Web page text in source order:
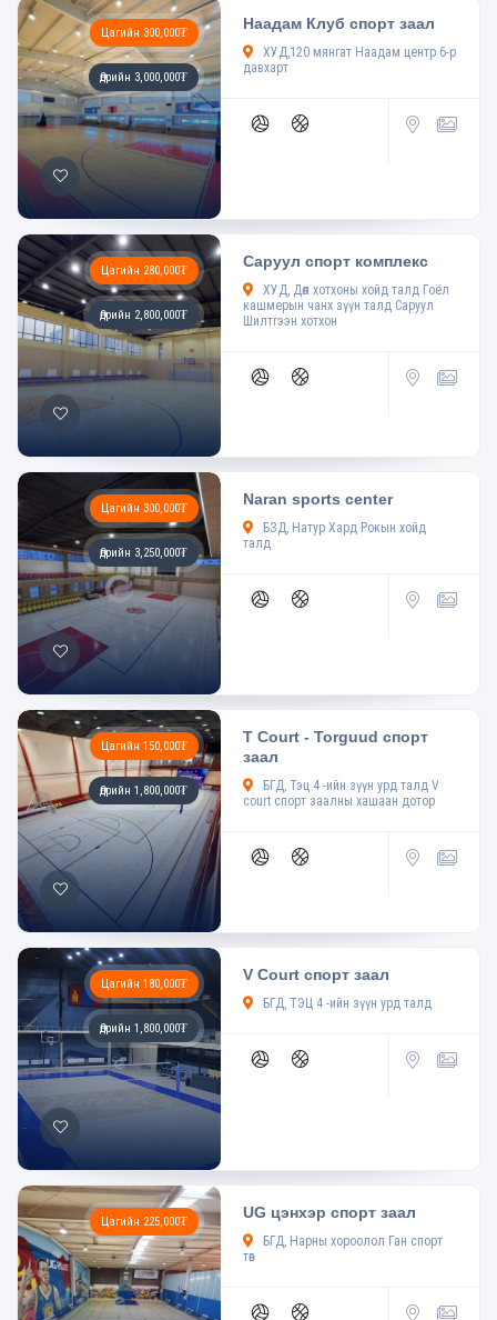
Цагийн 300,000₮
Өдрийн 3,000,000₮
Наадам Клуб спорт заал
ХУД,120 мянгат Наадам центр 6-р
давхарт
Цагийн 280,000₮
Өдрийн 2,800,000₮
Саруул спорт комплекс
ХУД, Дөл хотхоны хойд талд Гоёл
кашмерын чанх зүүн талд Саруул
Шилтгээн хотхон
Цагийн 300,000₮
Өдрийн 3,250,000₮
Naran sports center
БЗД, Натур Хард Рокын хойд
талд
Цагийн 150,000₮
Өдрийн 1,800,000₮
T Court - Torguud спорт
заал
БГД, Тэц 4 -ийн зүүн урд талд V
court спорт заалны хашаан дотор
Цагийн 180,000₮
Өдрийн 1,800,000₮
V Court спорт заал
БГД, ТЭЦ 4 -ийн зүүн урд талд
Цагийн 225,000₮
UG цэнхэр спорт заал
БГД, Нарны хороолол Ган спорт
төв